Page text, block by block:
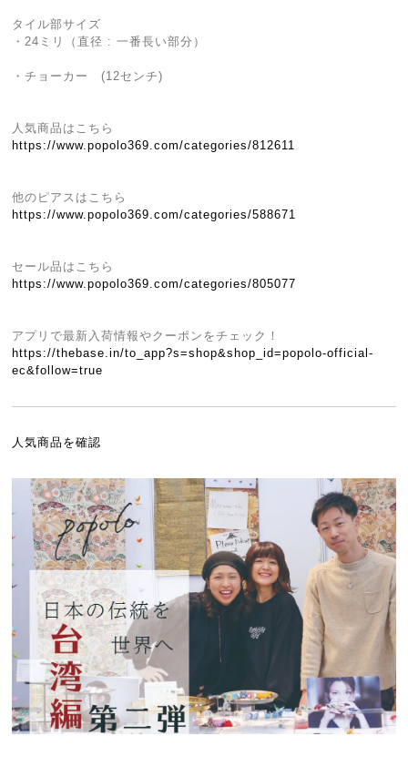
タイル部サイズ
・24ミリ（直径 : 一番長い部分）
・チョーカー (12センチ)
人気商品はこちら
https://www.popolo369.com/categories/812611
他のピアスはこちら
https://www.popolo369.com/categories/588671
セール品はこちら
https://www.popolo369.com/categories/805077
アプリで最新入荷情報やクーポンをチェック！
https://thebase.in/to_app?s=shop&shop_id=popolo-official-
ec&follow=true
人気商品を確認